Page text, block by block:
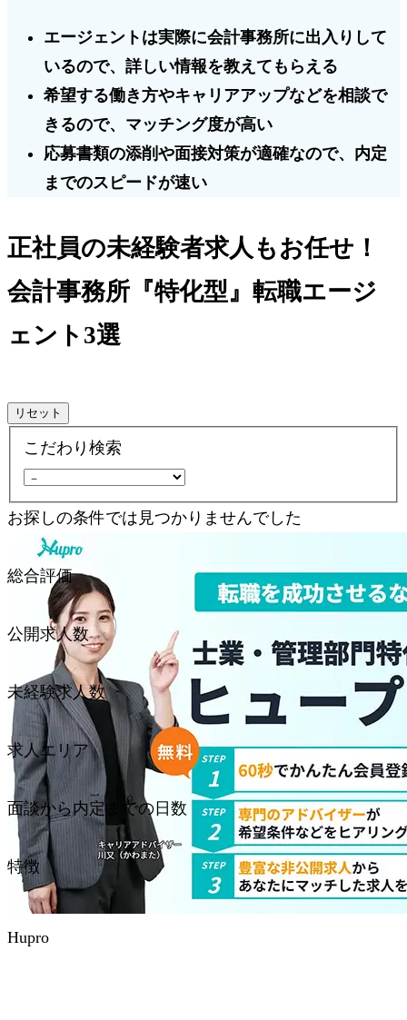
エージェントは実際に会計事務所に出入りして
いるので、 詳しい情報を教えてもらえる
希望する働き方やキャリアアップなどを相談で
きるので、 マッチング度が高い
応募書類の添削や面接対策が適確なので、 内定
までのスピードが速い
正社員の未経験者求人もお任せ！
会計事務所『特化型』転職エージ
ェント3選
リセット
こだわり検索
お探しの条件では見つかりませんでした
サービス名
総合評価
総合評価
公開求人数
公開求人数
未経験求人数
未経験求人数
求人エリア
求人エリア
面談から内定までの日数
面談から内定までの日数
特徴
特徴
Hupro